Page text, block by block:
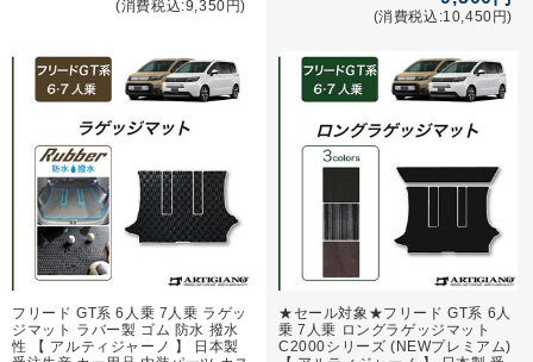
(消費税込:9,350円)
(消費税込:10,450円)
フリード GT系 6人乗 7人乗 ラゲッ
ジマット ラバー製 ゴム 防水 撥水
性 【 アルティジャーノ 】 日本製
★セール対象★フリード GT系 6人
乗 7人乗 ロングラゲッジマット
C2000シリーズ (NEWプレミアム)